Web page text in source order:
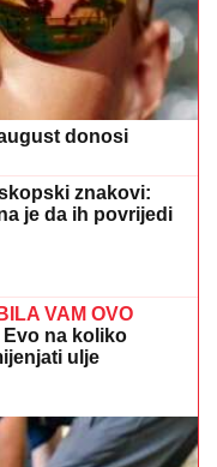
donosi
znakovi:
je da ih povrijedi
VAM OVO
Evo na koliko
ulje